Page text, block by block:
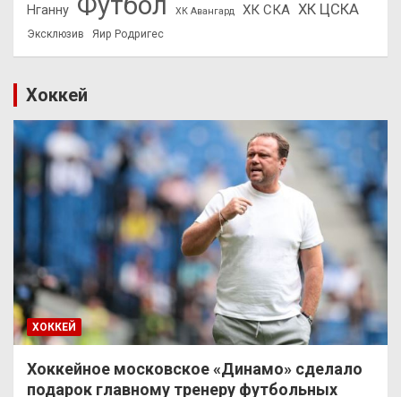
Нганну ХК Авангард ХК СКА ХК ЦСКА
Эксклюзив Яир Родригес
Хоккей
ХОККЕЙ
Хоккейное московское «Динамо» сделало
подарок главному тренеру футбольных